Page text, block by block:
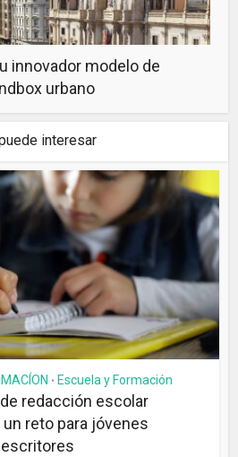
innovador modelo de
urbano
interesar
• Escuela y Formación
redacción escolar
un reto para jóvenes
escritores